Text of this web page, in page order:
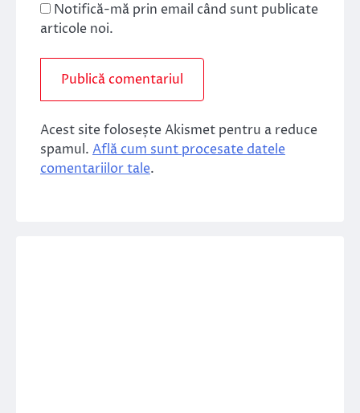
Notifică-mă prin email când sunt publicate
articole noi.
Acest site folosește Akismet pentru a reduce
spamul. Află cum sunt procesate datele
comentariilor tale.